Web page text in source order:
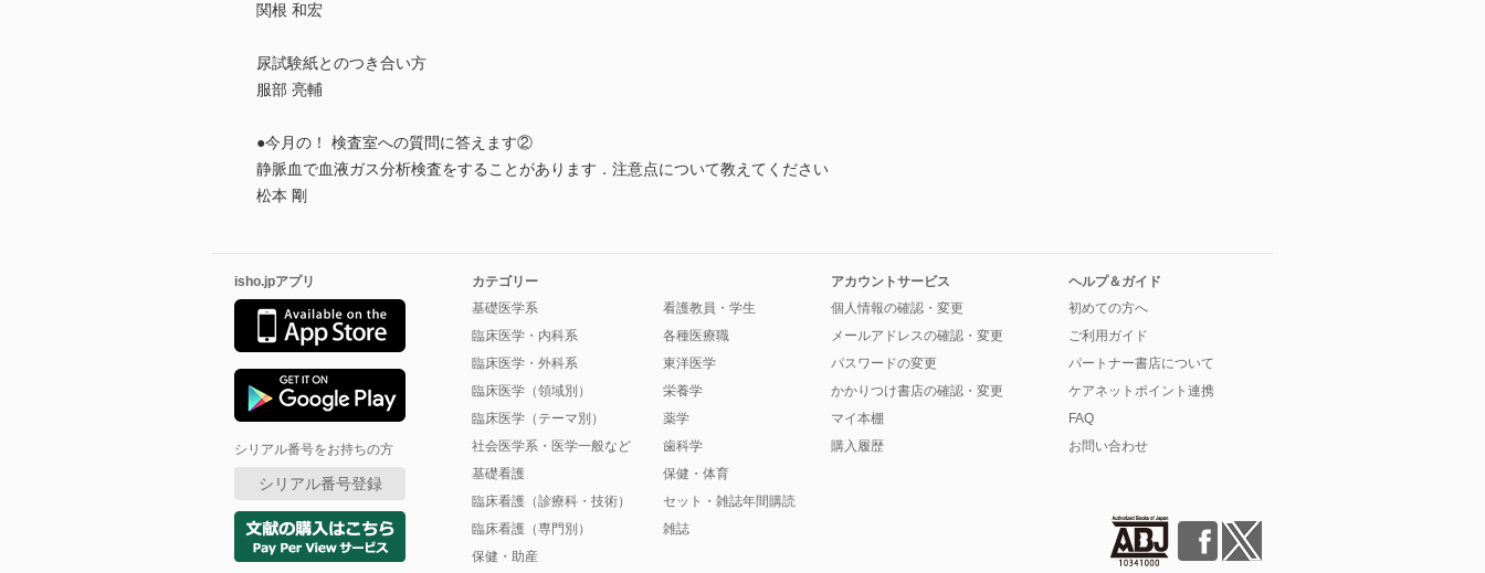
関根 和宏
尿試験紙とのつき合い方
服部 亮輔
●今月の！ 検査室への質問に答えます②
静脈血で血液ガス分析検査をすることがあります．注意点について教えてください
松本 剛
isho.jpアプリ
シリアル番号をお持ちの方
シリアル番号登録
カテゴリー
基礎医学系
臨床医学・内科系
臨床医学・外科系
臨床医学（領域別）
臨床医学（テーマ別）
社会医学系・医学一般など
基礎看護
臨床看護（診療科・技術）
臨床看護（専門別）
保健・助産
看護教員・学生
各種医療職
東洋医学
栄養学
薬学
歯科学
保健・体育
セット・雑誌年間購読
雑誌
アカウントサービス
個人情報の確認・変更
メールアドレスの確認・変更
パスワードの変更
かかりつけ書店の確認・変更
マイ本棚
購入履歴
ヘルプ＆ガイド
初めての方へ
ご利用ガイド
パートナー書店について
ケアネットポイント連携
FAQ
お問い合わせ